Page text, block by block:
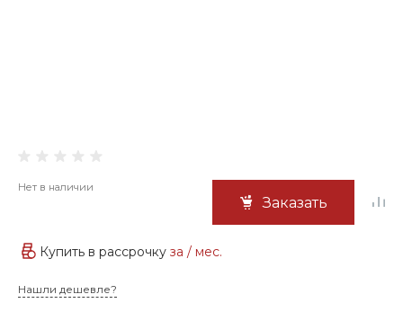
Нет в наличии
Заказать
Купить в рассрочку за / мес.
Нашли дешевле?